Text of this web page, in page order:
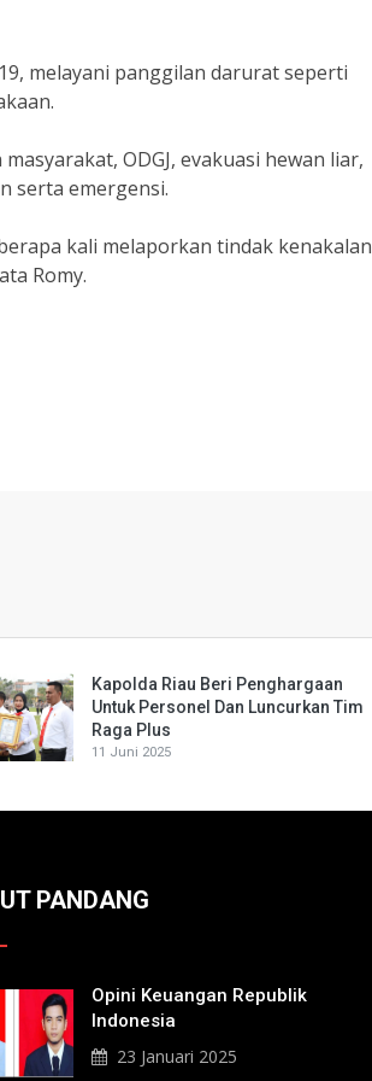
melayani panggilan darurat seperti
ODGJ, evakuasi hewan liar,
serta emergensi.
kali melaporkan tindak kenakalan
Romy.
Kapolda Riau Beri Penghargaan
Untuk Personel Dan Luncurkan Tim
Raga Plus
11 Juni 2025
PANDANG
Opini Keuangan Republik
Indonesia
23 Januari 2025